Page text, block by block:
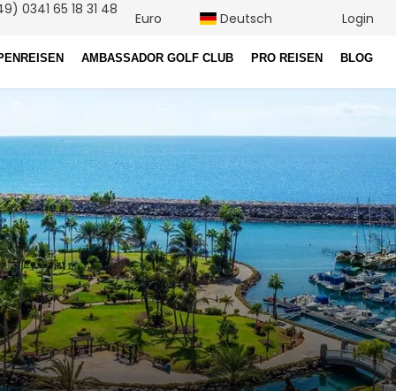
AMBASSADOR GOLF CLUB PRO REISEN BLOG
0341 65 18 31 48
Euro Deutsch Login